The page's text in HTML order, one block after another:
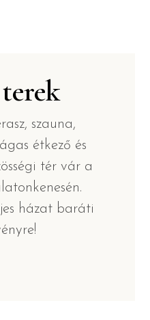
szauna,
étkező és
tér vár a
házat baráti